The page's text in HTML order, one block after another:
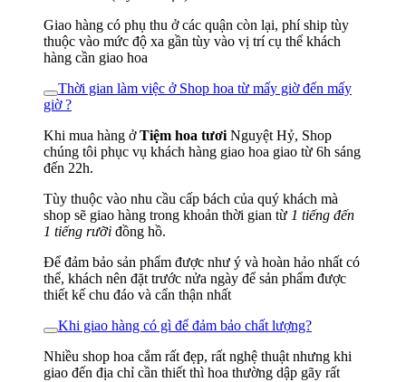
Giao hàng có phụ thu ở các quận còn lại, phí ship tùy
thuộc vào mức độ xa gần tùy vào vị trí cụ thể khách
hàng cần giao hoa
Thời gian làm việc ở Shop hoa từ mấy giờ đến mấy
giờ ?
Khi mua hàng ởTiệm hoa tươi Nguyệt Hỷ, Shop
chúng tôi phục vụ khách hàng giao hoa giao từ 6h sáng
đến 22h.
Tùy thuộc vào nhu cầu cấp bách của quý khách mà
shop sẽ giao hàng trong khoản thời gian từ 1 tiếng đến
1 tiếng rưỡi đồng hồ.
Để đảm bảo sản phẩm được như ý và hoàn hảo nhất có
thể, khách nên đặt trước nửa ngày để sản phẩm được
thiết kế chu đáo và cẩn thận nhất
Khi giao hàng có gì để đảm bảo chất lượng?
Nhiều shop hoa cắm rất đẹp, rất nghệ thuật nhưng khi
giao đến địa chỉ cần thiết thì hoa thường dập gãy rất